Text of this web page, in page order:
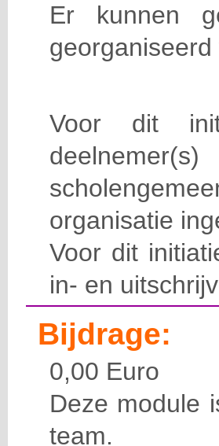
Er kunnen
georganiseerd
Voor dit
organisatie
Voor dit
in- en
Bijdrage:
0,00 Euro
Deze module
team.